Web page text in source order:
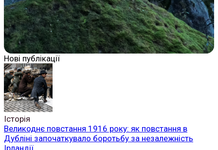
Нові публікації
Історія
Великоднє повстання 1916 року: як повстання в
Дубліні започаткувало боротьбу за незалежність
Ірландії